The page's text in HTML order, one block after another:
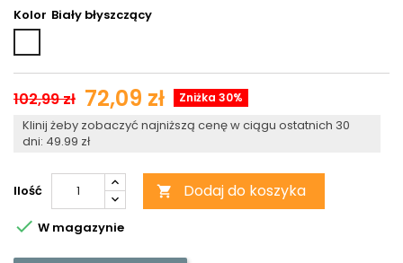
Kolor
błyszczący
102,99 zł 72,09 zł Zniżka 30%
Klinij żeby zobaczyć najniższą cenę w ciągu ostatnich 30
dni: 49.99 zł
Ilość  Dodaj do koszyka
 W magazynie